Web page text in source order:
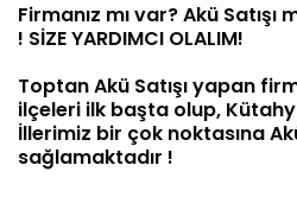
Firmanız mı var? Akü
! SİZE YARDIMCI OLALIM!
Toptan Akü Satışı yapan
ilçeleri ilk başta olup,
İllerimiz bir çok noktasına
sağlamaktadır !